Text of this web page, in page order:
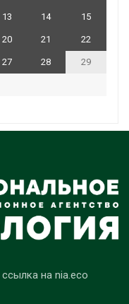
13 14 15
20 21 22
27 28 29
на nia.eco